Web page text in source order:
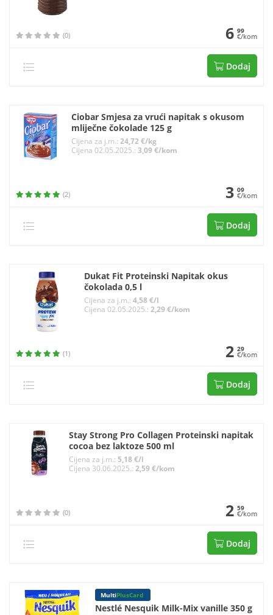
(0) 6 99
€/kom
Dodaj
Ciobar Smjesa za vrući napitak s okusom
mliječne čokolade 125 g
Cijena za j.m.: 24,72 €/kg
Cijena 02.05.2025.: 3,09 €/kom
(2) 3 09
€/kom
Dodaj
Dukat Fit Proteinski Napitak okus
čokolada 0,5 l
Cijena za j.m.: 4,58 €/l
Cijena 02.05.2025.: 2,29 €/kom
(1) 2 29
€/kom
Dodaj
Stay Strong Pro Collagen Proteinski napitak
cocoa bez laktoze 500 ml
Cijena za j.m.:5,18 €/l
Cijena 30.06.2025.:2,59 €/kom
(0) 2 59
€/kom
Dodaj
MultiPlusCard
Nestlé Nesquik Milk-Mix vanille 350 g